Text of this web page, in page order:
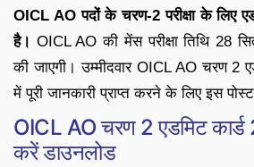
OICL AO पदों के चरण-2 परीक्षा के लिए
है। OICL AO की मेंस परीक्षा तिथि 28
की जाएगी। उम्मीदवार OICL AO चरण 2
में पूरी जानकारी प्राप्त करने के लिए इस
OICL AO चरण 2 एडमिट
करें डाउनलोड